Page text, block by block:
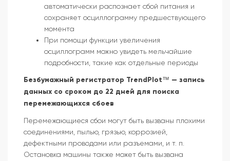
автоматически распознает сбой питания и
сохраняет осциллограмму предшествующего
момента
При помощи функции увеличения
осциллограмм можно увидеть мельчайшие
подробности, такие как отдельные периоды
Безбумажный регистратор TrendPlot™ — запись
данных со сроком до 22 дней для поиска
перемежающихся сбоев
Перемежающиеся сбои могут быть вызваны плохими
соединениями, пылью, грязью, коррозией,
дефектными проводами или разъемами, и т. п.
Остановка машины также может быть вызвана